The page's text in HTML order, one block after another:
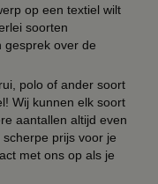
op een textiel wilt
soorten
gesprek over de
polo of ander soort
Wij kunnen elk soort
aantallen altijd even
prijs voor je
met ons op als je